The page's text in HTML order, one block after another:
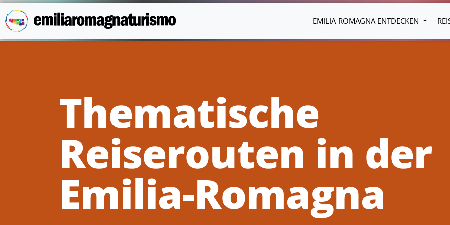
Skip to main content
EMILIA ROMAGNA ENTDECKEN
Thematische
Reiserouten in der
Emilia-Romagna